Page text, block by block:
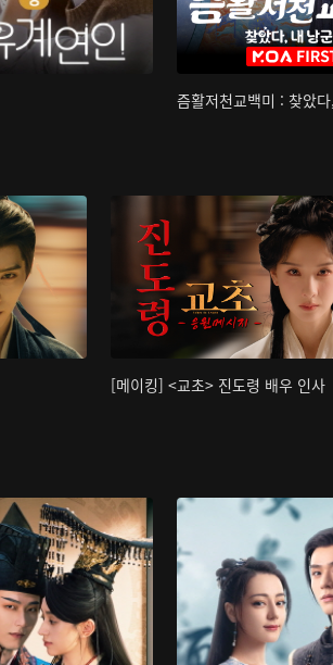
즘활저천교백미 : 찾았
[메이킹] <교초> 진도령 배우 인사